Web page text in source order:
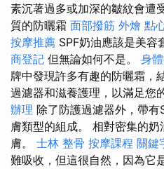
素沉著過多或加深的皺紋會遭
質的防曬霜 面部撥筋 外燴 點
按摩推薦 SPF奶油應該是美容
商登記 但無論如何不是。 身
牌中發現許多有趣的防曬霜，
過濾器和滋養護理，以滿足您
辦理 除了防護過濾器外，帶
膚類型的組成。 相對密集的
膚。 士林 整骨 按摩課程 關鍵
難吸收，但這很自然，因為它